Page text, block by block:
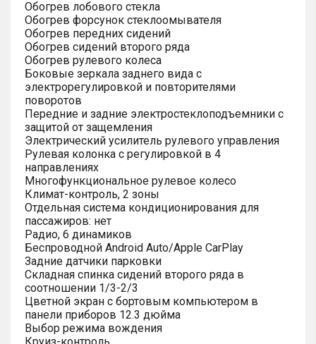
Обогрев лобового стекла
Обогрев форсунок стеклоомывателя
Обогрев передних сидений
Обогрев сидений второго ряда
Обогрев рулевого колеса
Боковые зеркала заднего вида с
электрорегулировкой и повторителями
поворотов
Передние и задние электростеклоподъемники с
защитой от защемления
Электрический усилитель рулевого управления
Рулевая колонка с регулировкой в 4
направлениях
Многофункциональное рулевое колесо
Климат-контроль, 2 зоны
Отдельная система кондиционирования для
пассажиров: нет
Радио, 6 динамиков
Беспроводной Android Auto/Apple CarPlay
Задние датчики парковки
Складная спинка сидений второго ряда в
соотношении 1/3-2/3
Цветной экран с бортовым компьютером в
панели приборов 12.3 дюйма
Выбор режима вождения
Круиз-контроль